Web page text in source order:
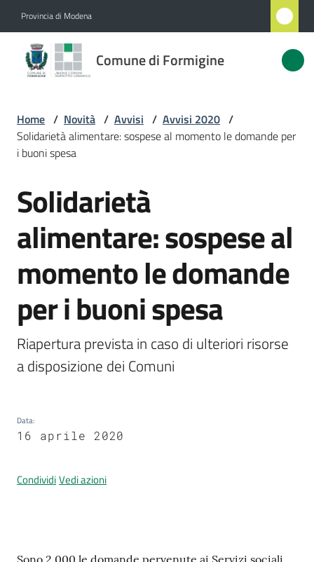
Provincia di Modena
Comune di Formigine
Comune
di
Amministrazione
Novità
Menu selezionato
Servizi
Vivere
Formigine
Prenotazione
A
e
Home / Novità / Avvisi / Avvisi 2020 /
Solidarietà alimentare: sospese al momento le domande per
i buoni spesa
Salta al contenuto
Solidarietà
alimentare: sospese al
momento le domande
per i buoni spesa
Riapertura prevista in caso di ulteriori risorse
a disposizione dei Comuni
Data:
16 aprile 2020
CondividiVedi azioni